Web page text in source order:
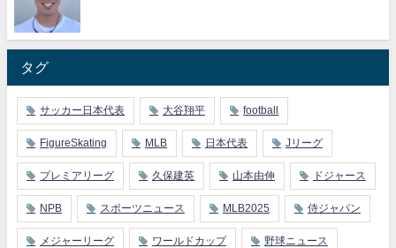
タグ
サッカー日本代表 大谷翔平 football
FigureSkating MLB 日本代表 Jリーグ
プレミアリーグ 久保建英 山本由伸 ドジャース
NPB スポーツニュース MLB2025 侍ジャパン
メジャーリーグ ワールドカップ 野球ニュース